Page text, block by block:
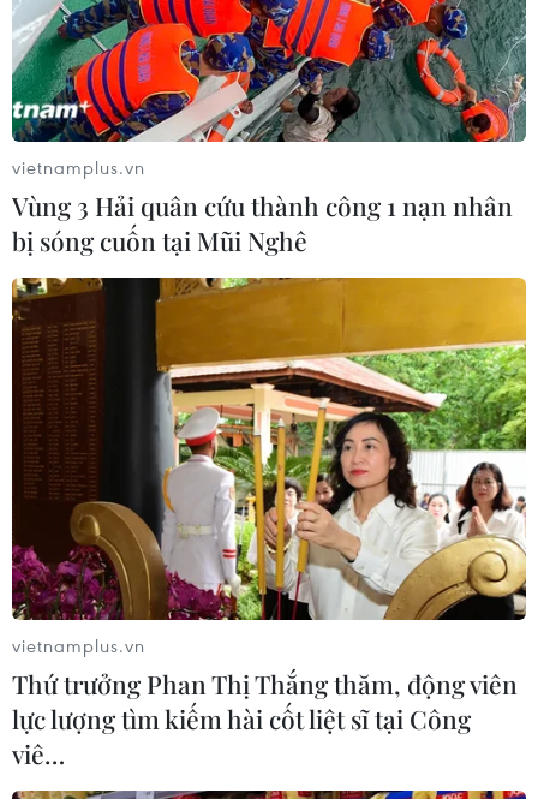
vietnamplus.vn
Vùng 3 Hải quân cứu thành công 1 nạn nhân
bị sóng cuốn tại Mũi Nghê
vietnamplus.vn
Thứ trưởng Phan Thị Thắng thăm, động viên
lực lượng tìm kiếm hài cốt liệt sĩ tại Công
viê…